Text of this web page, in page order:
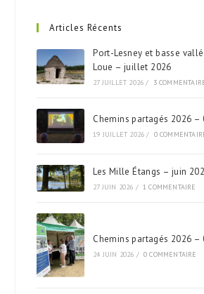
Articles Récents
Port-Lesney et basse
Loue – juillet 2026
27 JUILLET 2026 / 3
Chemins partagés 2026 –
19 JUILLET 2026 / 0
Les Mille Étangs – juin
27 JUIN 2026 / 1 COMMENTAIRE
Chemins partagés 2026 –
24 JUIN 2026 / 0 COMMENTAIRE